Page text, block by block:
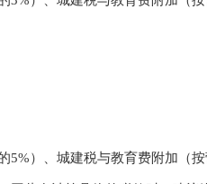
）、城建税与教育费附加（按